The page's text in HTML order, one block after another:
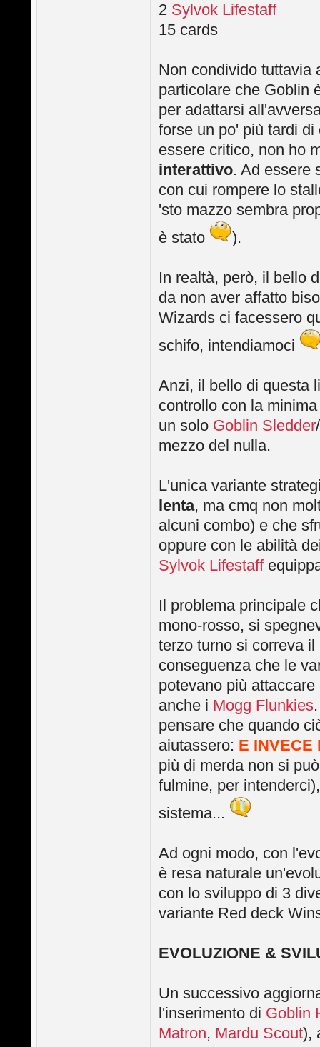
2 Sylvok Lifestaff
15 cards
Non condivido tuttavia
particolare che Goblin
per adattarsi
forse un po' più tardi
essere critico, non ho
interattivo. Ad essere
con cui rompere lo
'sto mazzo sembra
è stato
).
In realtà, però, il bello
da non aver affatto
Wizards ci facessero
schifo, intendiamoci
Anzi, il bello di questa
controllo con la
un solo Goblin Sledder/
mezzo del nulla.
L'unica variante
lenta, ma cmq non
alcuni combo) e che
oppure con le abilità
Sylvok Lifestaff
Il problema principale
mono-rosso, si
terzo turno si correva
conseguenza che le
potevano più
anche i Mogg Flunkies
pensare che quando
aiutassero: E INVECE
più di merda non si
fulmine, per
sistema...
Ad ogni modo, con
è resa naturale
con lo sviluppo di 3
variante Red deck
EVOLUZIONE &
Un successivo
l'inserimento di Goblin
Matron, Mardu Scout),